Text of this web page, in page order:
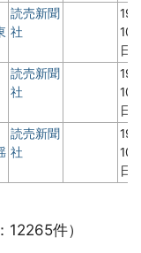
読売新聞
社
10
日
読売新聞
社
10
日
読売新聞
社
10
日
件）